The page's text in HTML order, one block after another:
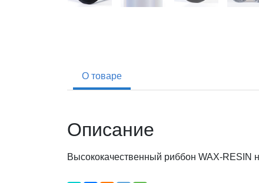
О товаре
Описание
Высококачественный риббон WAX-